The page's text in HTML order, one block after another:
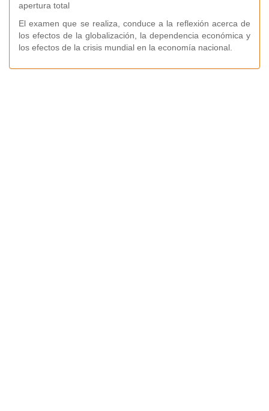
apertura total
El examen que se realiza, conduce a la reflexión acerca de
los efectos de la globalización, la dependencia económica y
los efectos de la crisis mundial en la economía nacional.